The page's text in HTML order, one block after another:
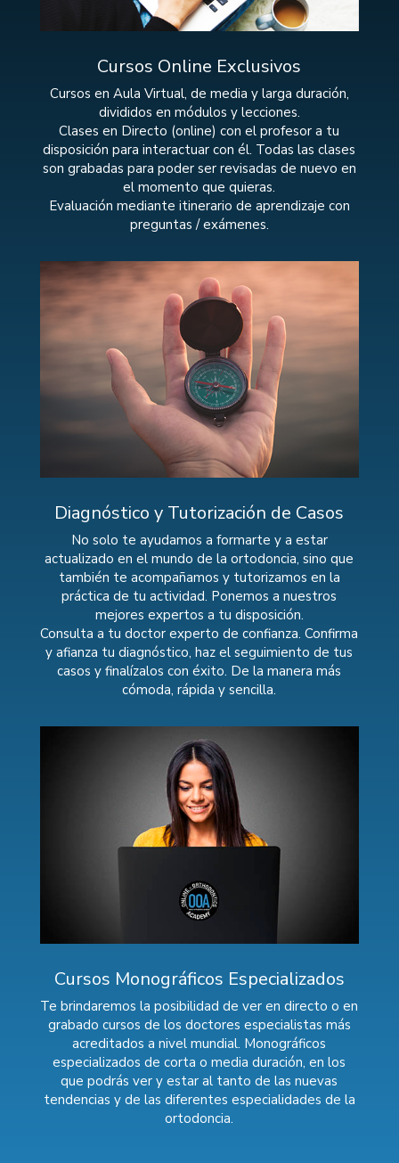
Cursos Online Exclusivos
Cursos en Aula Virtual, de media y larga duración,
divididos en módulos y lecciones.
Clases en Directo (online) con el profesor a tu
disposición para interactuar con él. Todas las clases
son grabadas para poder ser revisadas de nuevo en
el momento que quieras.
Evaluación mediante itinerario de aprendizaje con
preguntas / exámenes.
Diagnóstico y Tutorización de Casos
No solo te ayudamos a formarte y a estar
actualizado en el mundo de la ortodoncia, sino que
también te acompañamos y tutorizamos en la
práctica de tu actividad. Ponemos a nuestros
mejores expertos a tu disposición.
Consulta a tu doctor experto de confianza. Confirma
y afianza tu diagnóstico, haz el seguimiento de tus
casos y finalízalos con éxito. De la manera más
cómoda, rápida y sencilla.
Cursos Monográficos Especializados
Te brindaremos la posibilidad de ver en directo o en
grabado cursos de los doctores especialistas más
acreditados a nivel mundial. Monográficos
especializados de corta o media duración, en los
que podrás ver y estar al tanto de las nuevas
tendencias y de las diferentes especialidades de la
ortodoncia.